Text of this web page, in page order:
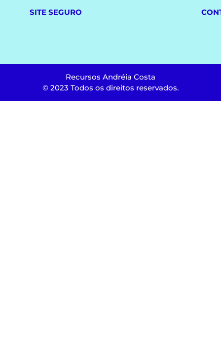
SITE SEGURO
Recursos Andréia Costa
© 2023 Todos os direitos reservados.